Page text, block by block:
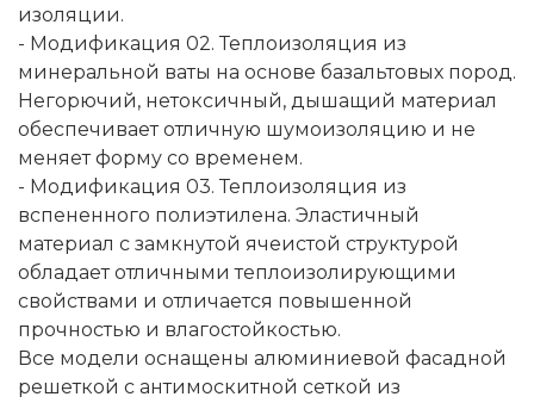
изоляции.
- Модификация 02. Теплоизоляция из
минеральной ваты на основе базальтовых пород.
Негорючий, нетоксичный, дышащий материал
обеспечивает отличную шумоизоляцию и не
меняет форму со временем.
- Модификация 03. Теплоизоляция из
вспененного полиэтилена. Эластичный
материал с замкнутой ячеистой структурой
обладает отличными теплоизолирующими
свойствами и отличается повышенной
прочностью и влагостойкостью.
Все модели оснащены алюминиевой фасадной
решеткой с антимоскитной сеткой из